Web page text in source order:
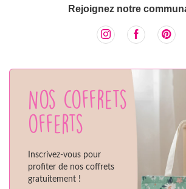
Rejoignez notre
Nos coffrets
offerts
Inscrivez-vous pour
profiter de nos coffrets
gratuitement !